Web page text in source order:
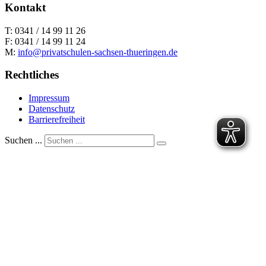
Kontakt
T: 0341 / 14 99 11 26
F: 0341 / 14 99 11 24
M: info@privatschulen-sachsen-thueringen.de
Rechtliches
Impressum
Datenschutz
Barrierefreiheit
Suchen ...